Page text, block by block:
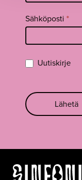
Sähköposti *
Uutiskirje
Lähetä